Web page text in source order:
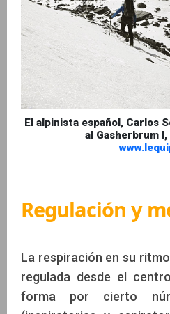
El alpinista español, Carlos
al Gasherbrum
Regulación y
La respiración en su
regulada desde el
forma por cierto